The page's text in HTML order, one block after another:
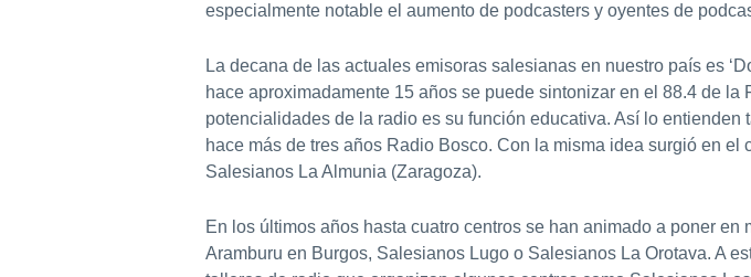
especialmente notable el aumento de podcasters y oyentes de
La decana de las actuales emisoras salesianas en nuestro país es
hace aproximadamente 15 años se puede sintonizar en el 88.4 de la
potencialidades de la radio es su función educativa. Así lo
hace más de tres años Radio Bosco. Con la misma idea surgió en
Salesianos La Almunia (Zaragoza).
En los últimos años hasta cuatro centros se han animado a poner
Aramburu en Burgos, Salesianos Lugo o Salesianos La Orotava. A